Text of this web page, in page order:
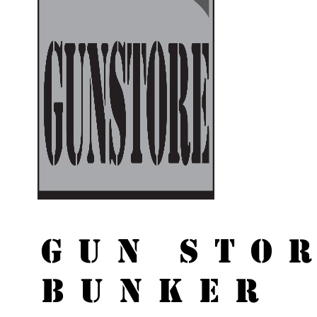
GUN
BUNKER